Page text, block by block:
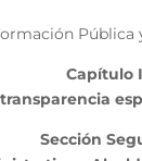
Capítulo
Sección